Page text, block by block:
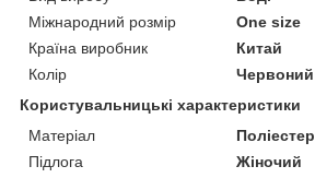
Міжнародний розмір
One size
Країна виробник
Китай
Колір
Червоний
Користувальницькі характеристики
Матеріал
Поліестер
Підлога
Жіночий